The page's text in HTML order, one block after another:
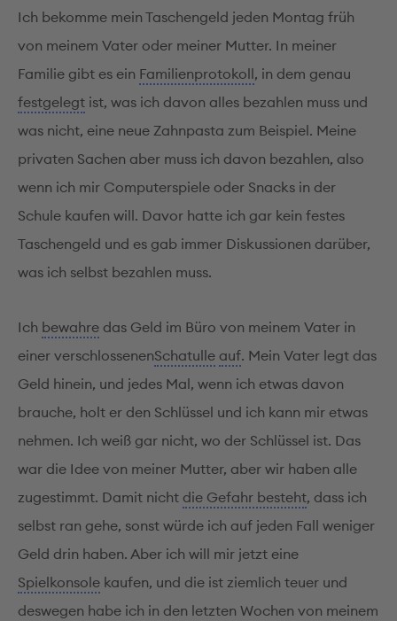
Ich bekomme mein Taschengeld jeden Montag früh
von meinem Vater oder meiner Mutter. In meiner
Familie gibt es ein Familienprotokoll, in dem genau
festgelegt ist, was ich davon alles bezahlen muss und
was nicht, eine neue Zahnpasta zum Beispiel. Meine
privaten Sachen aber muss ich davon bezahlen, also
wenn ich mir Computerspiele oder Snacks in der
Schule kaufen will. Davor hatte ich gar kein festes
Taschengeld und es gab immer Diskussionen darüber,
was ich selbst bezahlen muss.
Ich bewahre das Geld im Büro von meinem Vater in
einer verschlossenenSchatulle auf. Mein Vater legt das
Geld hinein, und jedes Mal, wenn ich etwas davon
brauche, holt er den Schlüssel und ich kann mir etwas
nehmen. Ich weiß gar nicht, wo der Schlüssel ist. Das
war die Idee von meiner Mutter, aber wir haben alle
zugestimmt. Damit nicht die Gefahr besteht, dass ich
selbst ran gehe, sonst würde ich auf jeden Fall weniger
Geld drin haben. Aber ich will mir jetzt eine
Spielkonsole kaufen, und die ist ziemlich teuer und
deswegen habe ich in den letzten Wochen von meinem